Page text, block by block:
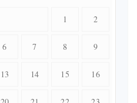
1 2
6 7 8 9
13 14 15 16